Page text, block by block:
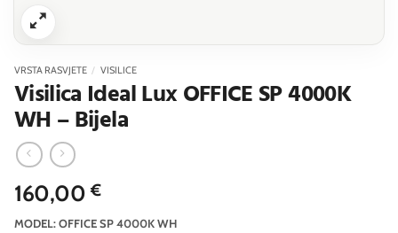
VRSTA RASVJETE / VISILICE
Visilica Ideal Lux OFFICE SP 4000K
WH – Bijela
160,00€
MODEL: OFFICE SP 4000K WH